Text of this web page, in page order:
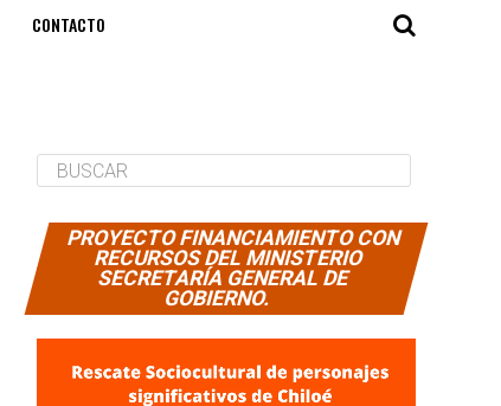
CONTACTO
PROYECTO FINANCIAMIENTO CON
RECURSOS DEL MINISTERIO
SECRETARÍA GENERAL DE
GOBIERNO.